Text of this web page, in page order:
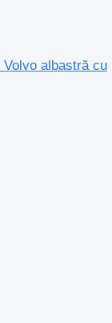
albastră cu